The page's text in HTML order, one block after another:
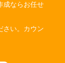
成ならお任せ
さい。カウン